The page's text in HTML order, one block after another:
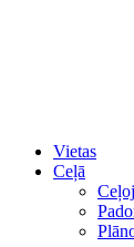
Vietas
Ceļā